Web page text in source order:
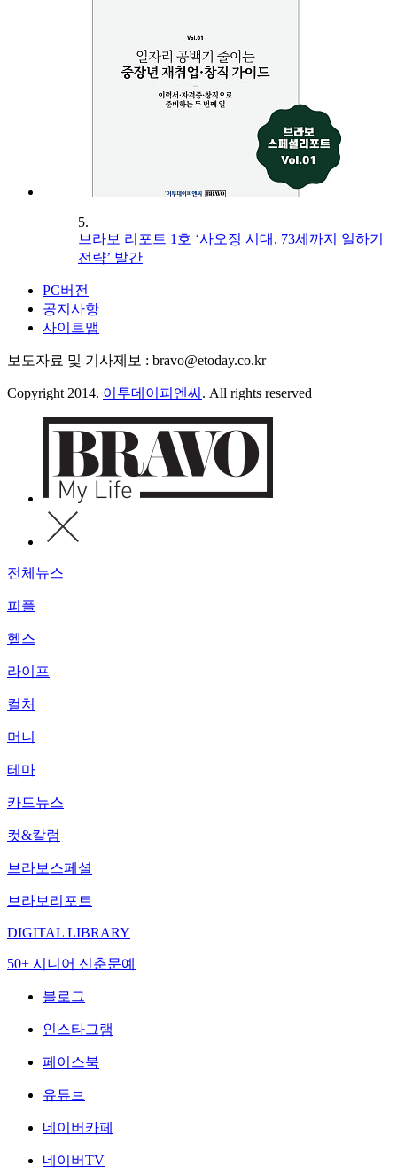
5.
브라보 리포트 1호 ‘사오정 시대, 73세까지 일하기
전략’ 발간
PC버전
공지사항
사이트맵
보도자료 및 기사제보 : bravo@etoday.co.kr
Copyright 2014. 이투데이피엔씨 . All rights reserved
전체뉴스
피플
헬스
라이프
컬처
머니
테마
카드뉴스
컷&칼럼
브라보스페셜
브라보리포트
DIGITAL LIBRARY
50+ 시니어 신춘문예
블로그
인스타그램
페이스북
유튜브
네이버카페
네이버TV